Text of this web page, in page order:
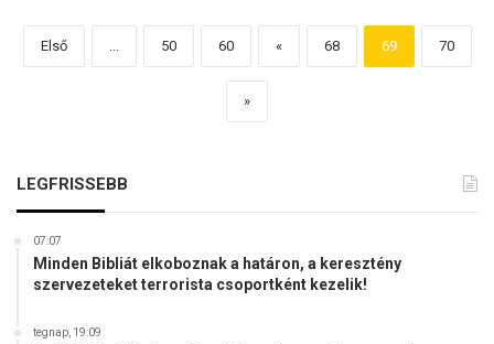
Első 50 60 « 68 69 70
»
LEGFRISSEBB
07:07
Minden Bibliát elkoboznak a határon, a keresztény
szervezeteket terrorista csoportként kezelik!
tegnap, 19:09